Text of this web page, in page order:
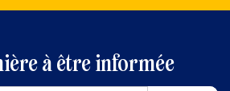
à être informée